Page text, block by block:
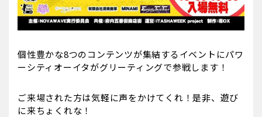
個性豊かな8つのコンテンツが集結するイベントにパワ
ーシティオーイタがグリーティングで参戦します！
ご来場された方は気軽に声をかけてくれ！是非、遊び
に来ちょくれな！